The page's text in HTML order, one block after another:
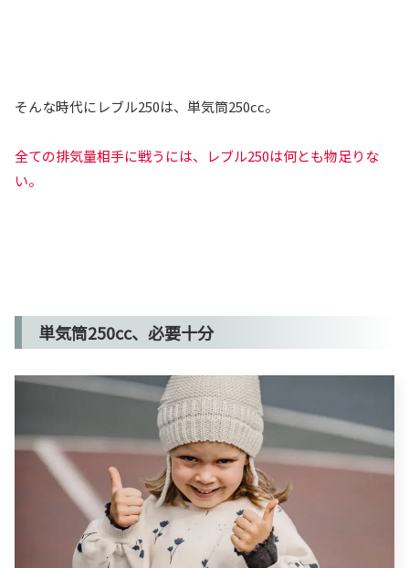
そんな時代にレブル250は、単気筒250cc。
全ての排気量相手に戦うには、レブル250は何とも物足りな
い。
単気筒250cc、必要十分